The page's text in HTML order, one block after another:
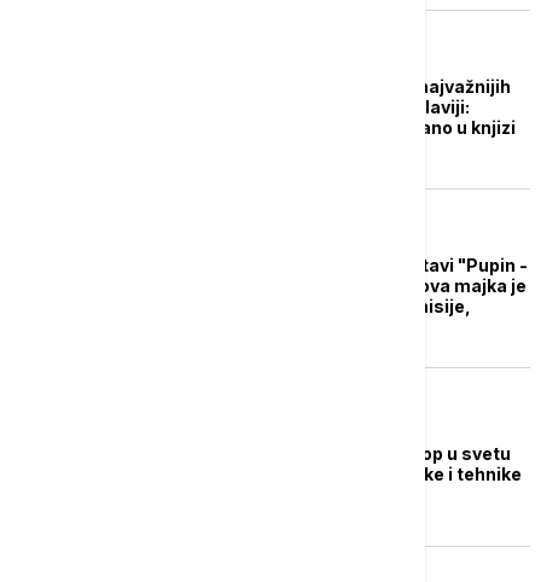
Uspon i pad jedne od najvažnijih
fabrika u bivšoj Jugoslaviji:
Sećanje na BIP sačuvano u knjizi
Vjera Mujović o predstavi "Pupin -
poslednji san": Pupinova majka je
bila svesna njegove misije,
Prvi digitalni osciloskop u svetu
poklonjen Muzeju nauke i tehnike